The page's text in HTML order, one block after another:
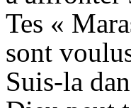
Tes «
sont
Suis-la